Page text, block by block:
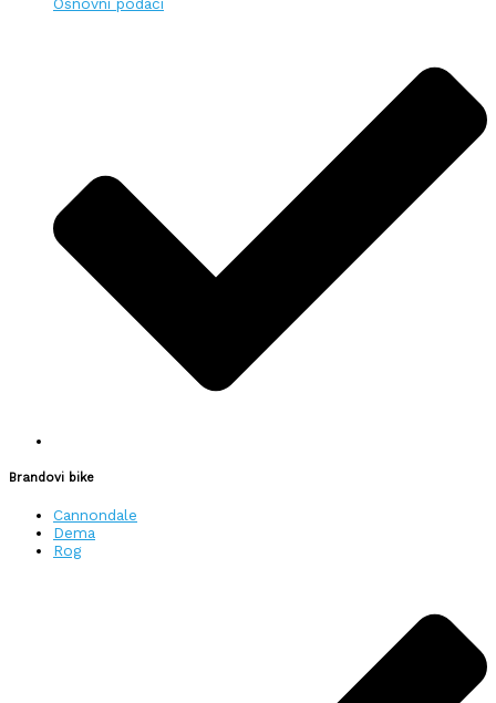
Osnovni podaci
Brandovi bike
Cannondale
Dema
Rog